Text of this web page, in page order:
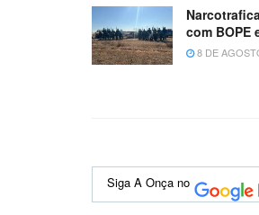
com BOPE
8 DE
Siga A Onça no